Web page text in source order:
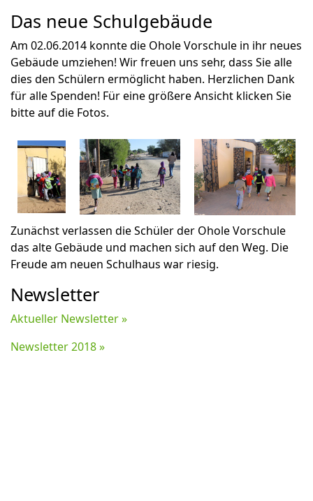
Das neue Schulgebäude
Am 02.06.2014 konnte die Ohole Vorschule in ihr neues
Gebäude umziehen! Wir freuen uns sehr, dass Sie alle
dies den Schülern ermöglicht haben. Herzlichen Dank
für alle Spenden! Für eine größere Ansicht klicken Sie
bitte auf die Fotos.
Zunächst verlassen die Schüler der Ohole Vorschule
das alte Gebäude und machen sich auf den Weg. Die
Freude am neuen Schulhaus war riesig.
Newsletter
Aktueller Newsletter »
Newsletter 2018 »